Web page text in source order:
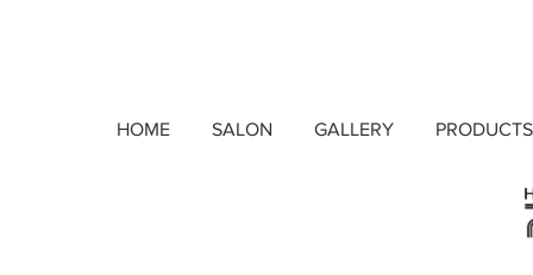
HOME SALON GALLERY PRODUCTS